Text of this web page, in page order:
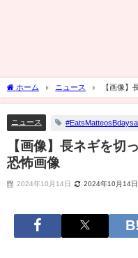
ホーム ニュース 【画像】
ニュース
【画像】長ネギを切
恐怖画像
2024年10月14日 2024年10月14日